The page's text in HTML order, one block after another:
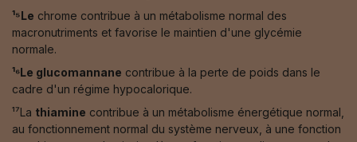
¹⁵Le chrome contribue à un métabolisme normal des
macronutriments et favorise le maintien d'une glycémie
normale.
¹⁶Le glucomannane contribue à la perte de poids dans le
cadre d'un régime hypocalorique.
¹⁷La thiamine contribue à un métabolisme énergétique normal,
au fonctionnement normal du système nerveux, à une fonction